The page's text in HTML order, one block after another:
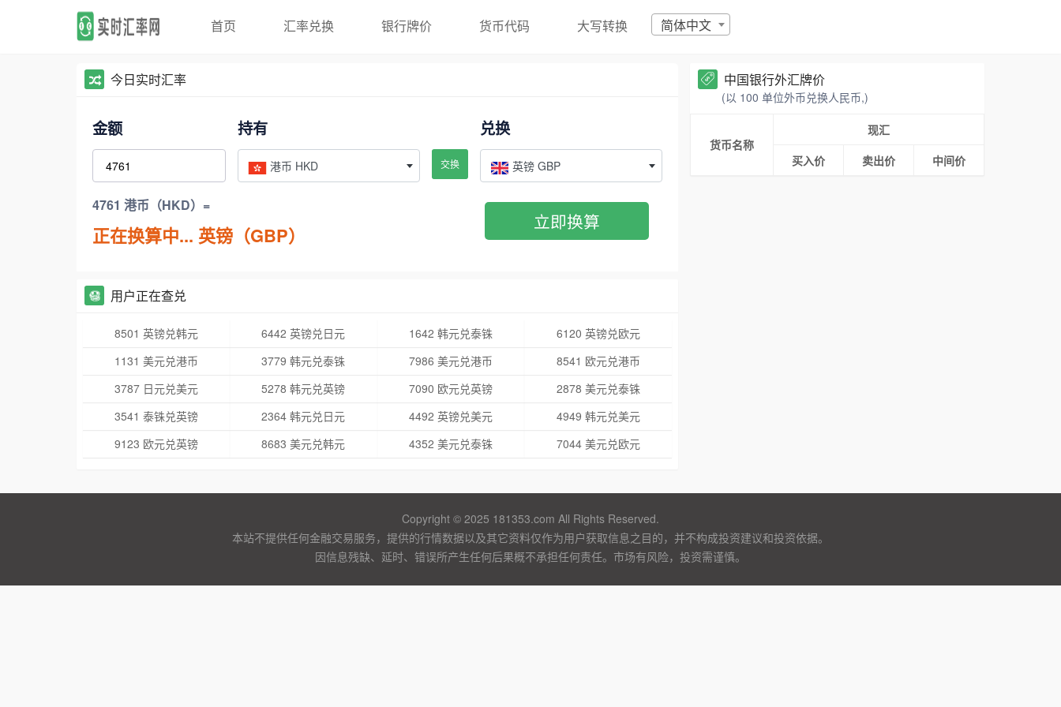
首页 汇率兑换 银行牌价 货币代码 大写转换 简体中文
今日实时汇率
金额 持有
港币 HKD 交换
兑换
英镑 GBP
4761 港币（HKD）=
正在换算中... 英镑（GBP）
立即换算
用户正在查兑
8501 英镑兑韩元 6442 英镑兑日元 1642 韩元兑泰铢
6120 英镑兑欧元
1131 美元兑港币
3779 韩元兑泰铢 7986 美元兑港币
8541 欧元兑港币
3787 日元兑美元
5278 韩元兑英镑 7090 欧元兑英镑
2878 美元兑泰铢
3541 泰铢兑英镑
2364 韩元兑日元 4492 英镑兑美元
4949 韩元兑美元
9123 欧元兑英镑
8683 美元兑韩元 4352 美元兑泰铢 7044 美元兑欧元
中国银行外汇牌价
(以 100 单位外币兑换人民币,)
货币名称
现汇
买入价
卖出价 中间价
Copyright © 2025 181353.com All Rights Reserved.
本站不提供任何金融交易服务，提供的行情数据以及其它资料仅作为用户获取信息之目的，并不构成投资建议和投资依据。
因信息残缺、延时、错误所产生任何后果概不承担任何责任。市场有风险，投资需谨慎。